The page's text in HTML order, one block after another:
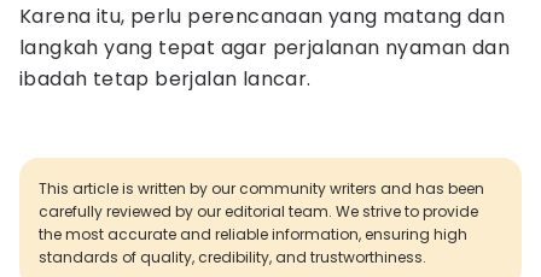
Karena itu, perlu perencanaan yang matang dan
langkah yang tepat agar perjalanan nyaman dan
ibadah tetap berjalan lancar.
This article is written by our community writers and has been
carefully reviewed by our editorial team. We strive to provide
the most accurate and reliable information, ensuring high
standards of quality, credibility, and trustworthiness.